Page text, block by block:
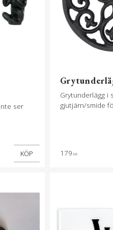
ser
KÖP
Grytunderlägg i
gjutjärn/smide
179 KR